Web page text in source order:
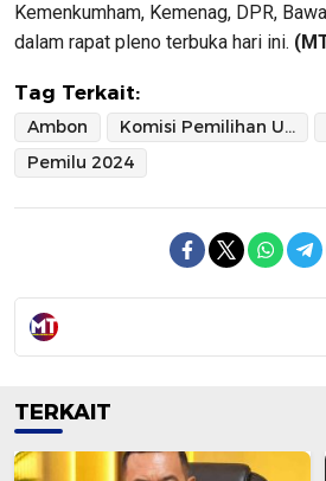
Kemenkumham, Kemenag, DPR,
dalam rapat pleno terbuka hari ini.
Tag Terkait:
Ambon Komisi Pemilihan Umum
Pemilu 2024
TERKAIT